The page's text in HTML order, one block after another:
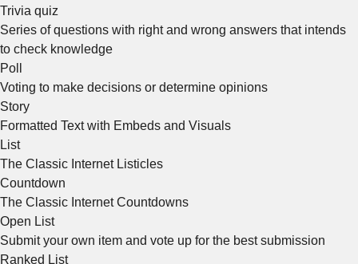
Trivia quiz
Series of questions with right and wrong answers that intends
to check knowledge
Poll
Voting to make decisions or determine opinions
Story
Formatted Text with Embeds and Visuals
List
The Classic Internet Listicles
Countdown
The Classic Internet Countdowns
Open List
Submit your own item and vote up for the best submission
Ranked List